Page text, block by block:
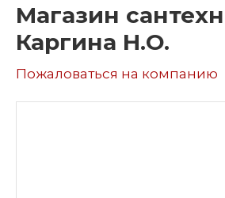
Магазин
Каргина Н.О.
Пожаловаться на компанию